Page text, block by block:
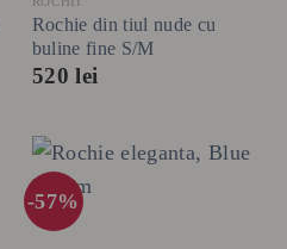
Rochie din tiul nude cu
buline fine S/M
520lei
-57%